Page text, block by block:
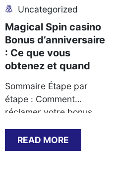
Uncategorized
Magical Spin casino
Bonus d’anniversaire
: Ce que vous
obtenez et quand
Sommaire Étape par
étape : Comment
réclamer votre bonus
vous recevez : types de
bonus et conditions de
READ MORE